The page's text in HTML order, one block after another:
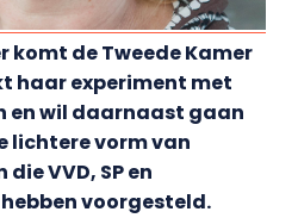
komt de Tweede Kamer
haar experiment met
en wil daarnaast gaan
lichtere vorm van
VVD, SP en
voorgesteld.